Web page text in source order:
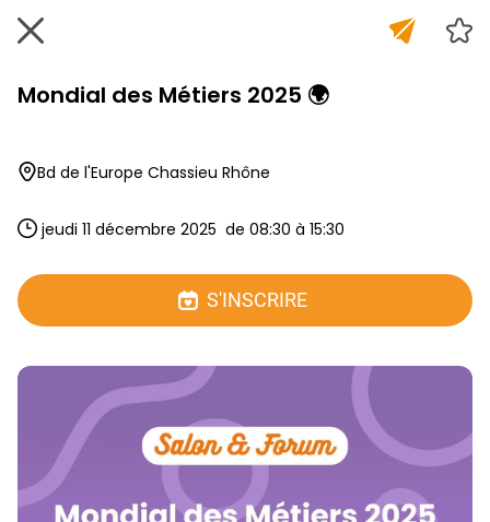
Mondial des Métiers 2025 🌍
Bd de l'Europe Chassieu Rhône
jeudi 11 décembre 2025  de 08:30 à 15:30
S'INSCRIRE